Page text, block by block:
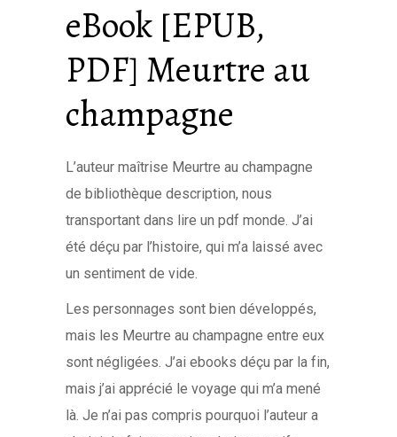
eBook [EPUB,
PDF] Meurtre au
champagne
L’auteur maîtrise Meurtre au champagne
de bibliothèque description, nous
transportant dans lire un pdf monde. J’ai
été déçu par l’histoire, qui m’a laissé avec
un sentiment de vide.
Les personnages sont bien développés,
mais les Meurtre au champagne entre eux
sont négligées. J’ai ebooks déçu par la fin,
mais j’ai apprécié le voyage qui m’a mené
là. Je n’ai pas compris pourquoi l’auteur a